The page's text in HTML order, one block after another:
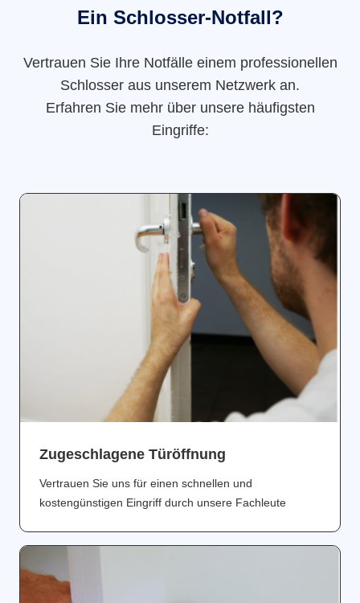
Ein Schlosser-Notfall?
Vertrauen Sie Ihre Notfälle einem professionellen
Schlosser aus unserem Netzwerk an.
Erfahren Sie mehr über unsere häufigsten
Eingriffe:
Zugeschlagene Türöffnung
Vertrauen Sie uns für einen schnellen und
kostengünstigen Eingriff durch unsere Fachleute